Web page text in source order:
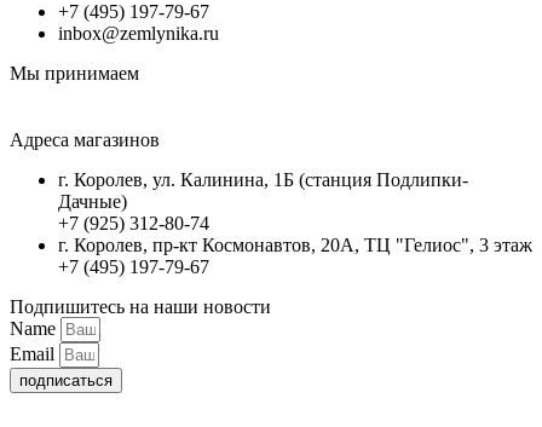
+7 (495) 197-79-67
inbox@zemlynika.ru
Мы принимаем
Адреса магазинов
г. Королев, ул. Калинина, 1Б (станция Подлипки-
Дачные)
+7 (925) 312-80-74
г. Королев, пр-кт Космонавтов, 20А, ТЦ "Гелиос", 3 этаж
+7 (495) 197-79-67
Подпишитесь на наши новости
Name
Email
подписаться